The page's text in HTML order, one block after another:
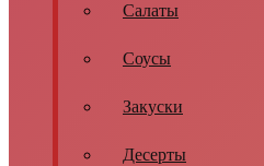
Салаты
Соусы
Закуски
Десерты